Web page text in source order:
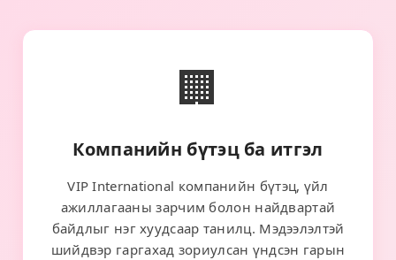
🏢
Компанийн бүтэц ба итгэл
VIP International компанийн бүтэц, үйл
ажиллагааны зарчим болон найдвартай
байдлыг нэг хуудсаар танилц. Мэдээлэлтэй
шийдвэр гаргахад зориулсан үндсэн гарын